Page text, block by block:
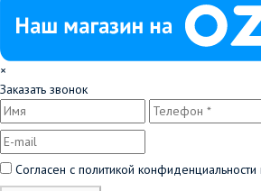
×
Заказать звонок
Согласен с политикой